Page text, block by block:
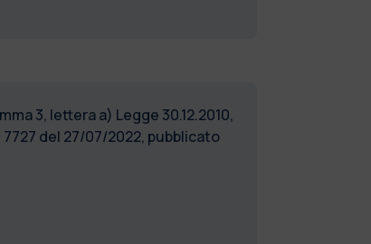
3, lettera a) Legge 30.12.2010,
del 27/07/2022, pubblicato